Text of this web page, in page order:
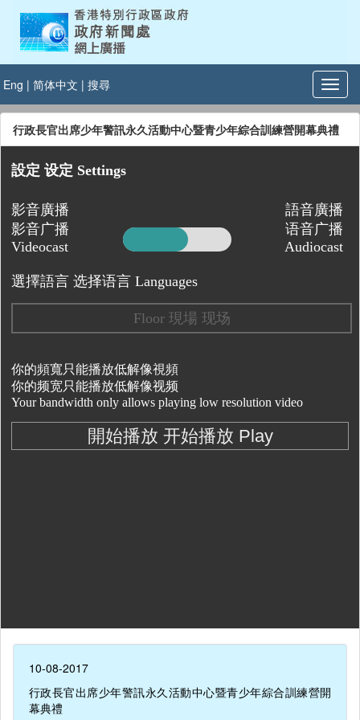
Eng | 简体中文 | 搜尋
行政長官出席少年警訊永久活動中心暨青少年綜合訓練營開幕典禮
10-08-2017
行政長官出席少年警訊永久活動中心暨青少年綜合訓練營開
幕典禮